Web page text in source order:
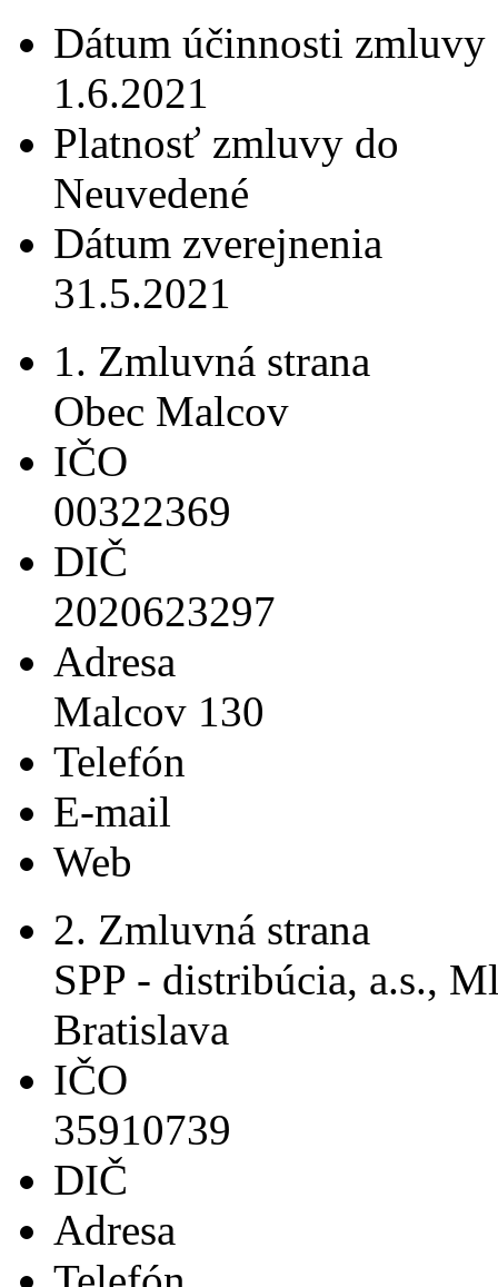
Dátum účinnosti zmluvy
1.6.2021
Platnosť zmluvy do
Neuvedené
Dátum zverejnenia
31.5.2021
1. Zmluvná strana
Obec Malcov
IČO
00322369
DIČ
2020623297
Adresa
Malcov 130
Telefón
E-mail
Web
2. Zmluvná strana
SPP - distribúcia, a.s.,
Bratislava
IČO
35910739
DIČ
Adresa